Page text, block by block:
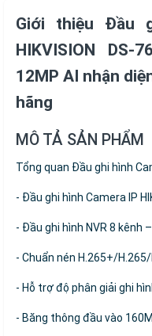
Giới thiệu Đầu
HIKVISION DS-
12MP AI nhận
hãng
MÔ TẢ SẢN PHẨM
Tổng quan Đầu ghi hình
- Đầu ghi hình Camera IP
- Đầu ghi hình NVR 8 kênh
- Chuẩn nén H.265+/
- Hỗ trợ độ phân giải ghi
- Băng thông đầu vào